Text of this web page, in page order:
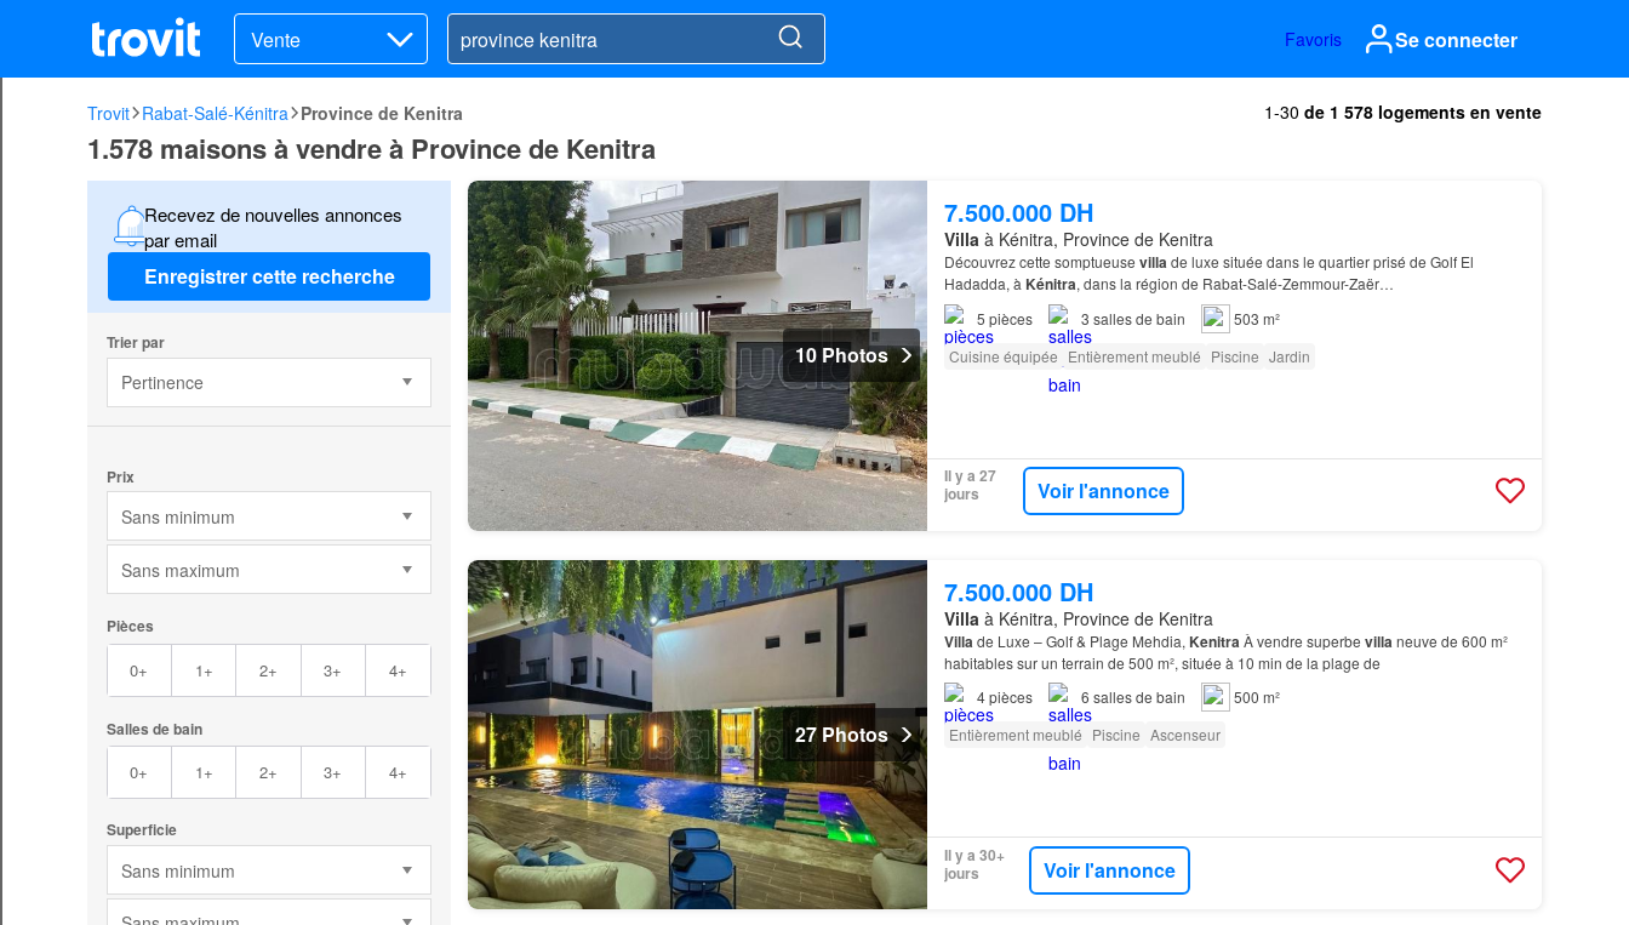
Vente Favoris Se connecter
Trovit Rabat-Salé-Kénitra Province de Kenitra 1-30 de 1 578 logements en vente
1.578 maisons à vendre à Province de Kenitra
Recevez de nouvelles annonces
par email
Enregistrer cette recherche
Trier par
Pertinence
Prix
Sans minimum
Sans maximum
Pièces
0+ 1+ 2+ 3+ 4+
Salles de bain
0+ 1+ 2+ 3+ 4+
Superficie
Sans minimum
10 Photos
7.500.000 DH
Villaà Kénitra, Province de Kenitra
Découvrez cette somptueuse villade luxe située dans le quartier prisé de Golf El
Hadadda, à Kénitra, dans la région de Rabat-Salé-Zemmour-Zaër…
5 pièces 3 salles de bain
503 m²
Cuisine équipée Entièrement meublé Piscine Jardin
Il y a 27
jours
Voir l'annonce
27 Photos
7.500.000 DH
Villa à Kénitra, Province de Kenitra
Villade Luxe – Golf & Plage Mehdia, KenitraÀ vendre superbe villaneuve de 600 m²
habitables sur un terrain de 500 m², située à 10 min de la plage de
4pièces 6 salles de bain
500 m²
Entièrement meublé Piscine Ascenseur
Il y a 30+
jours
Voir l'annonce